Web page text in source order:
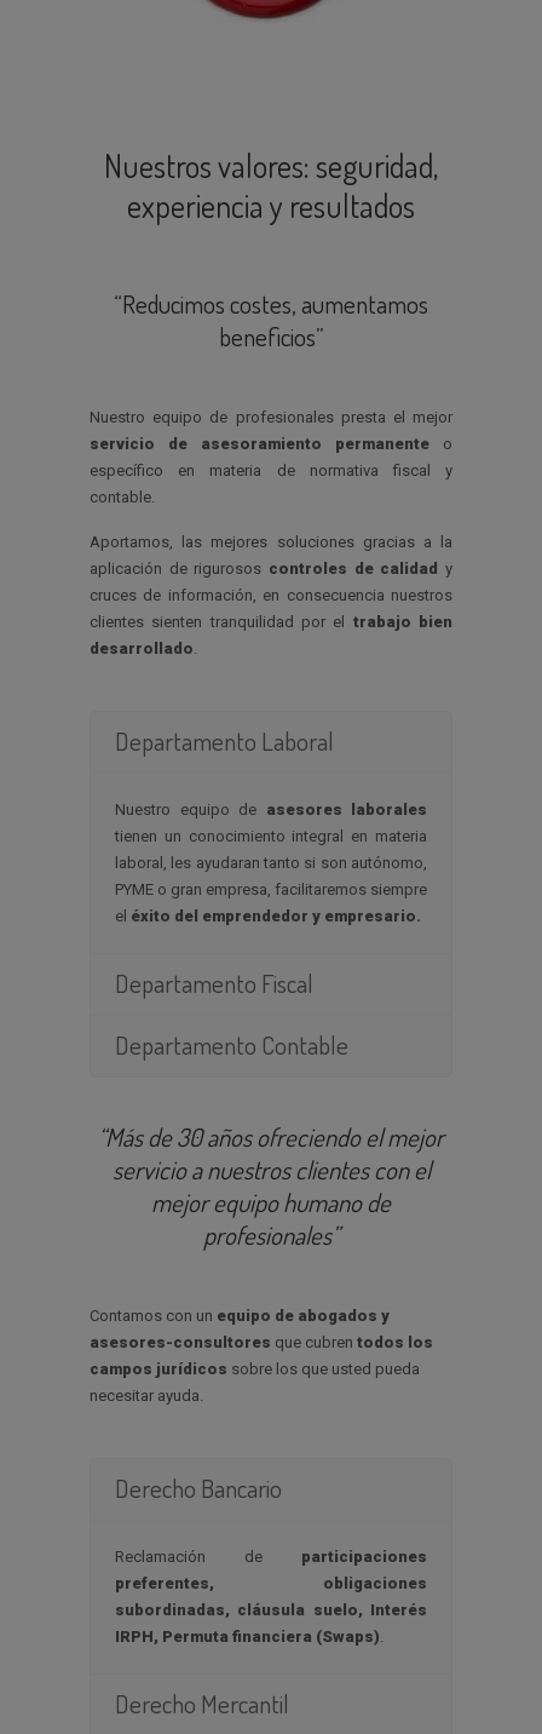
Nuestros valores: seguridad,
experiencia y resultados
“Reducimos costes, aumentamos
beneficios”
Nuestro equipo de profesionales presta el mejor
servicio de asesoramiento permanente o
específico en materia de normativa fiscal y
contable.
Aportamos, las mejores soluciones gracias a la
aplicación de rigurosos controles de calidad y
cruces de información, en consecuencia nuestros
clientes sienten tranquilidad por el trabajo bien
desarrollado
Departamento Laboral
Nuestro equipo de asesores laborales
tienen un conocimiento integral en materia
laboral, les ayudaran tanto si son autónomo,
PYME o gran empresa, facilitaremos siempre
el éxito del emprendedor y empresario.
Departamento Fiscal
Departamento Contable
“Más de 30 años ofreciendo el mejor
servicio a nuestros clientes con el
mejor equipo humano de
profesionales”
Contamos con un equipo de abogados y
asesores-consultores que cubren todos los
campos jurídicos sobre los que usted pueda
necesitar ayuda.
Derecho Bancario
Reclamación de participaciones
preferentes, obligaciones
subordinadas, cláusula suelo, Interés
IRPH, Permuta financiera (Swaps).
Derecho Mercantil